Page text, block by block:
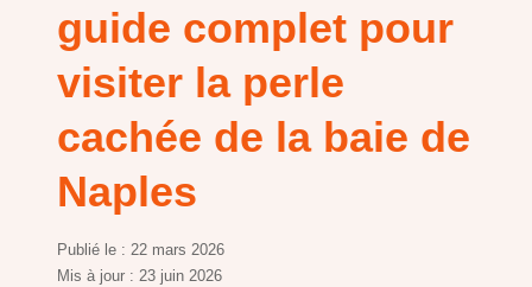
guide complet pour
visiter la perle
cachée de la baie de
Naples
Publié le : 22 mars 2026
Mis à jour : 23 juin 2026